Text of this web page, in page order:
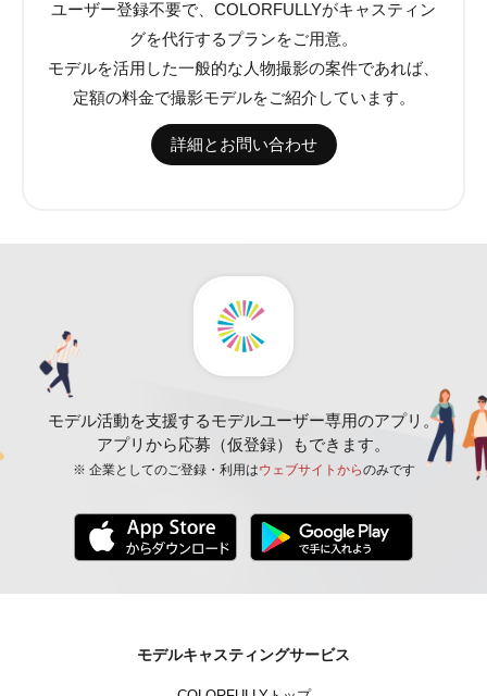
ユーザー登録不要で、COLORFULLYがキャスティン
グを代行するプランをご用意。
モデルを活用した一般的な人物撮影の案件であれば、
定額の料金で撮影モデルをご紹介しています。
詳細とお問い合わせ
モデル活動を支援するモデルユーザー専用のアプリ。
アプリから応募（仮登録）もできます。
※ 企業としてのご登録・利用はウェブサイトからのみです
モデルキャスティングサービス